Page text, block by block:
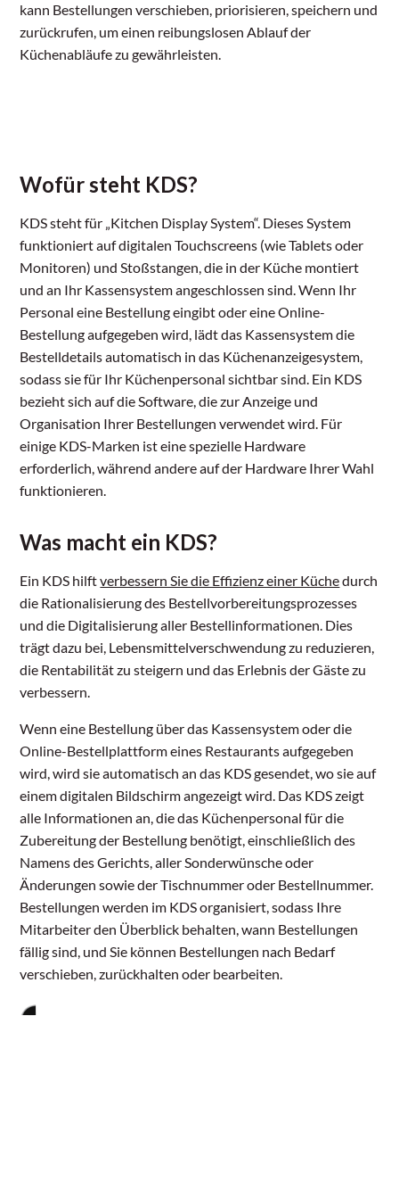
kann Bestellungen verschieben, priorisieren, speichern und
zurückrufen, um einen reibungslosen Ablauf der
Küchenabläufe zu gewährleisten.
Wofür steht KDS?
KDS steht für „Kitchen Display System“. Dieses System
funktioniert auf digitalen Touchscreens (wie Tablets oder
Monitoren) und Stoßstangen, die in der Küche montiert
und an Ihr Kassensystem angeschlossen sind. Wenn Ihr
Personal eine Bestellung eingibt oder eine Online-
Bestellung aufgegeben wird, lädt das Kassensystem die
Bestelldetails automatisch in das Küchenanzeigesystem,
sodass sie für Ihr Küchenpersonal sichtbar sind. Ein KDS
bezieht sich auf die Software, die zur Anzeige und
Organisation Ihrer Bestellungen verwendet wird. Für
einige KDS-Marken ist eine spezielle Hardware
erforderlich, während andere auf der Hardware Ihrer Wahl
funktionieren.
Was macht ein KDS?
Ein KDS hilftverbessern Sie die Effizienz einer Küchedurch
die Rationalisierung des Bestellvorbereitungsprozesses
und die Digitalisierung aller Bestellinformationen. Dies
trägt dazu bei, Lebensmittelverschwendung zu reduzieren,
die Rentabilität zu steigern und das Erlebnis der Gäste zu
verbessern.
Wenn eine Bestellung über das Kassensystem oder die
Online-Bestellplattform eines Restaurants aufgegeben
wird, wird sie automatisch an das KDS gesendet, wo sie auf
einem digitalen Bildschirm angezeigt wird. Das KDS zeigt
alle Informationen an, die das Küchenpersonal für die
Zubereitung der Bestellung benötigt, einschließlich des
Namens des Gerichts, aller Sonderwünsche oder
Änderungen sowie der Tischnummer oder Bestellnummer.
Bestellungen werden im KDS organisiert, sodass Ihre
Mitarbeiter den Überblick behalten, wann Bestellungen
fällig sind, und Sie können Bestellungen nach Bedarf
verschieben, zurückhalten oder bearbeiten.